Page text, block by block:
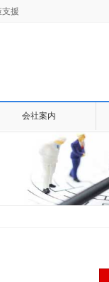
援
会社案内